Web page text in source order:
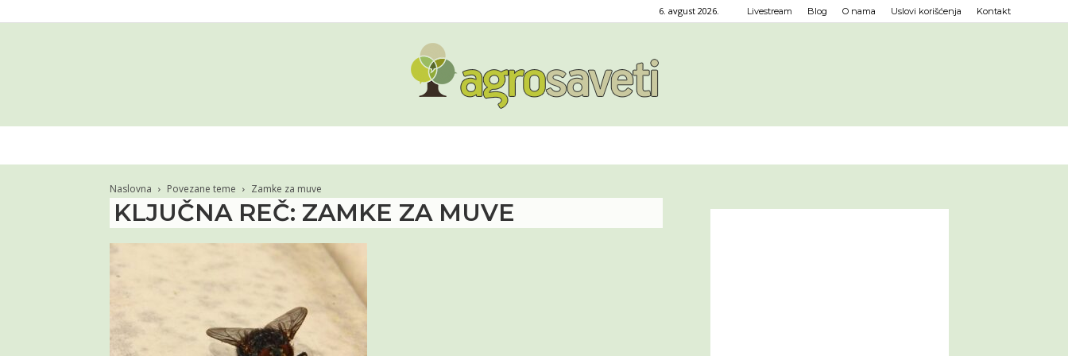
6. avgust 2026. Livestream Blog O nama Uslovi korišćenja Kontakt
Agro
Naslovna Povezane teme Zamke za muve
KLJUČNA REČ: ZAMKE ZA MUVE